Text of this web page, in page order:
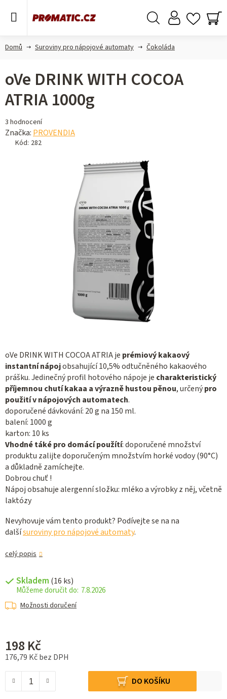
Domů Suroviny pro nápojové automaty Čokoláda
oVe DRINK WITH COCOA ATRIA je prémiový kakaový
instantní nápojobsahující 10,5% odtučněného kakaového
prášku. Jedinečný profil hotového nápoje je charakteristický
příjemnou chutí kakaa a výrazně hustou pěnou, určenýpro
použití v nápojových automatech.
doporučené dávkování: 20 g na 150 ml.
balení: 1000 g
karton: 10 ks
Vhodné táké pro domácí použítí: doporučené množství
produktu zalijte doporučeným množstvím horké vodoy (90°C)
a důkladně zamíchejte.
Dobrou chuť !
Nápoj obsahuje alergenní složku: mléko a výrobky z něj, včetně
laktózy
Nevyhovuje vám tento produkt? Podívejte se na na
dalšísuroviny pro nápojové automaty.
celý popis
Skladem (16 ks)
7.8.2026
Možnosti doručení
198 Kč
176,79 Kč bez DPH
DO KOŠÍKU
oVe DRINK WITH COCOA
ATRIA 1000g
Průměrné
hodnocení
produktu
3 hodnocení
Značka: PROVENDIA
Kód: 282